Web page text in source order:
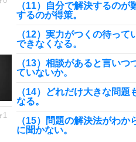
（11）自分で解決するの
するのが得策。
（12）実力がつくの待っ
できなくなる。
（13）相談があると言い
ていないか。
（14）どれだけ大きな問
なる。
（15）問題の解決法がわか
に聞かない。